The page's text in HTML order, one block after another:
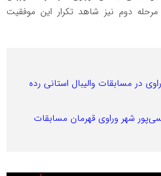
مرحله دوم نیز شاهد تکرار این موفقیت
در مسابقات والیبال استانی رده
شهر وراوی قهرمان مسابقات